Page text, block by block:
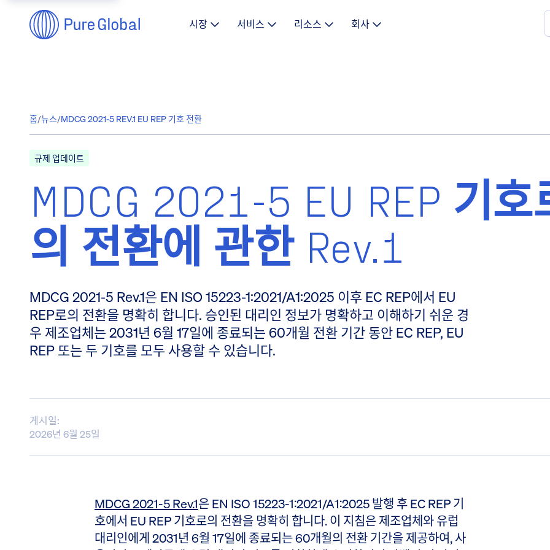
시장 서비스 리소스 회사
홈/뉴스/MDCG 2021-5 REV.1 EU REP 기호 전환
규제 업데이트
MDCG 2021-5 EU REP 기호
의 전환에 관한 Rev.1
MDCG 2021-5 Rev.1은 EN ISO 15223-1:2021/A1:2025 이후 EC REP에서 EU
REP로의 전환을 명확히 합니다. 승인된 대리인 정보가 명확하고 이해하기 쉬운 경
우 제조업체는 2031년 6월 17일에 종료되는 60개월 전환 기간 동안 EC REP, EU
REP 또는 두 기호를 모두 사용할 수 있습니다.
게시일:
2026년 6월 25일
MDCG 2021-5 Rev.1은 EN ISO 15223-1:2021/A1:2025 발행 후 EC REP 기
호에서 EU REP 기호로의 전환을 명확히 합니다. 이 지침은 제조업체와 유럽
대리인에게 2031년 6월 17일에 종료되는 60개월의 전환 기간을 제공하여, 사